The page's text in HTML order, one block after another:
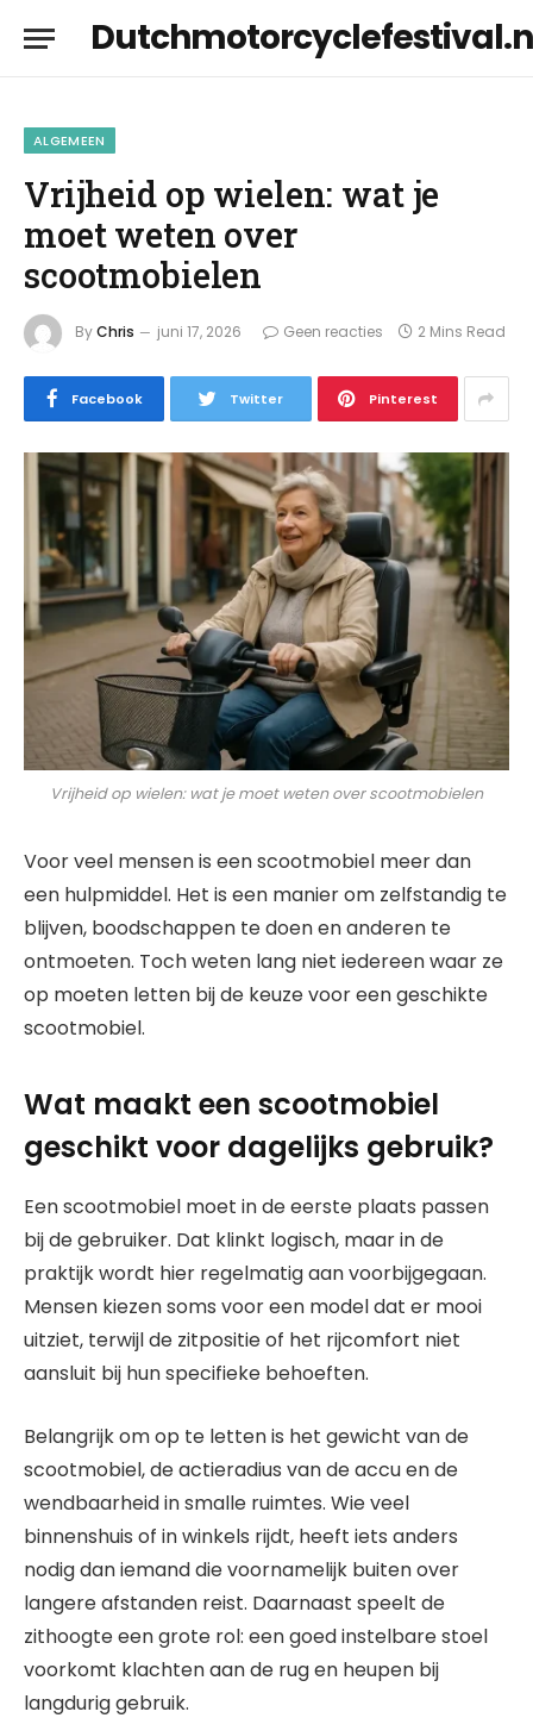
ALGEMEEN
Vrijheid op wielen: wat je
moet weten over
scootmobielen
ByChris juni 17, 2026 Geen reacties 2 Mins Read
Facebook Twitter Pinterest
Vrijheid op wielen: wat je moet weten over scootmobielen
Voor veel mensen is een scootmobiel meer dan
een hulpmiddel. Het is een manier om zelfstandig te
blijven, boodschappen te doen en anderen te
ontmoeten. Toch weten lang niet iedereen waar ze
op moeten letten bij de keuze voor een geschikte
scootmobiel.
Wat maakt een scootmobiel
geschikt voor dagelijks gebruik?
Een scootmobiel moet in de eerste plaats passen
bij de gebruiker. Dat klinkt logisch, maar in de
praktijk wordt hier regelmatig aan voorbijgegaan.
Mensen kiezen soms voor een model dat er mooi
uitziet, terwijl de zitpositie of het rijcomfort niet
aansluit bij hun specifieke behoeften.
Belangrijk om op te letten is het gewicht van de
scootmobiel, de actieradius van de accu en de
wendbaarheid in smalle ruimtes. Wie veel
binnenshuis of in winkels rijdt, heeft iets anders
nodig dan iemand die voornamelijk buiten over
langere afstanden reist. Daarnaast speelt de
zithoogte een grote rol: een goed instelbare stoel
voorkomt klachten aan de rug en heupen bij
langdurig gebruik.